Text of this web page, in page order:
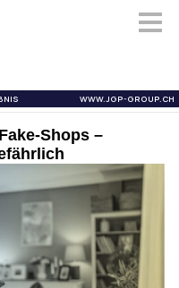
Shops –